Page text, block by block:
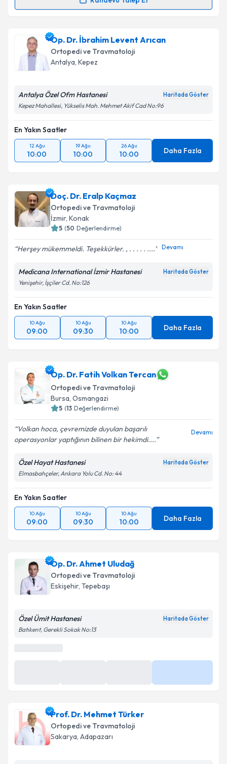
takvim hazırlandığında e-posta ile bilgilendireceğiz.
E-posta Adresiniz
Kişisel verilerimin işlenmesine ilişkinAydınlatma
Metni'ni okudum ve kişisel verilerimin belirtilen
kapsamda işlenmesini kabul ediyorum.
Takvim Talebini Gönder
Op. Dr. İbrahim Levent Arıcan
Ortopedi ve Travmatoloji
Antalya, Kepez
Antalya Özel Ofm Hastanesi Haritada Göster
Kepez Mahallesi, Yükselis Mah. Mehmet Akif Cad No:96
En Yakın Saatler
12 Ağu
10:00
19 Ağu
10:00
26 Ağu
10:00 Daha Fazla
Doç. Dr. Eralp Kaçmaz
Ortopedi ve Travmatoloji
İzmir, Konak
5 (50 Değerlendirme)
Herşey mükemmeldi. Teşekkürler. , . . . . . .... Devamı
Medicana International İzmir Hastanesi Haritada Göster
Yenişehir, İşçiler Cd. No:126
En Yakın Saatler
10 Ağu
09:00
10 Ağu
09:30
10 Ağu
10:00 Daha Fazla
Op. Dr. Fatih Volkan Tercan
Ortopedi ve Travmatoloji
Bursa, Osmangazi
5 (13 Değerlendirme)
Volkan hoca, çevremizde duyulan başarılı
operasyonlar yaptığının bilinen bir hekimdi....
Devamı
Özel Hayat Hastanesi Haritada Göster
Elmasbahçeler, Ankara Yolu Cd. No: 44
En Yakın Saatler
10 Ağu
09:00
10 Ağu
09:30
10 Ağu
10:00 Daha Fazla
Op. Dr. Ahmet Uludağ
Ortopedi ve Travmatoloji
Eskişehir, Tepebaşı
Özel Ümit Hastanesi Haritada Göster
Batıkent, Gerekli Sokak No:13
Prof. Dr. Mehmet Türker
Ortopedi ve Travmatoloji
Sakarya, Adapazarı